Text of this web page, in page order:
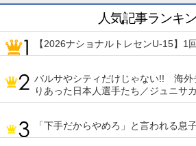
人気記事ランキ
【2026ナショナルトレセンU-15】1
バルサやシティだけじゃない!! 海外
りあった日本人選手たち／ジュニサ
「下手だからやめろ」と言われる息